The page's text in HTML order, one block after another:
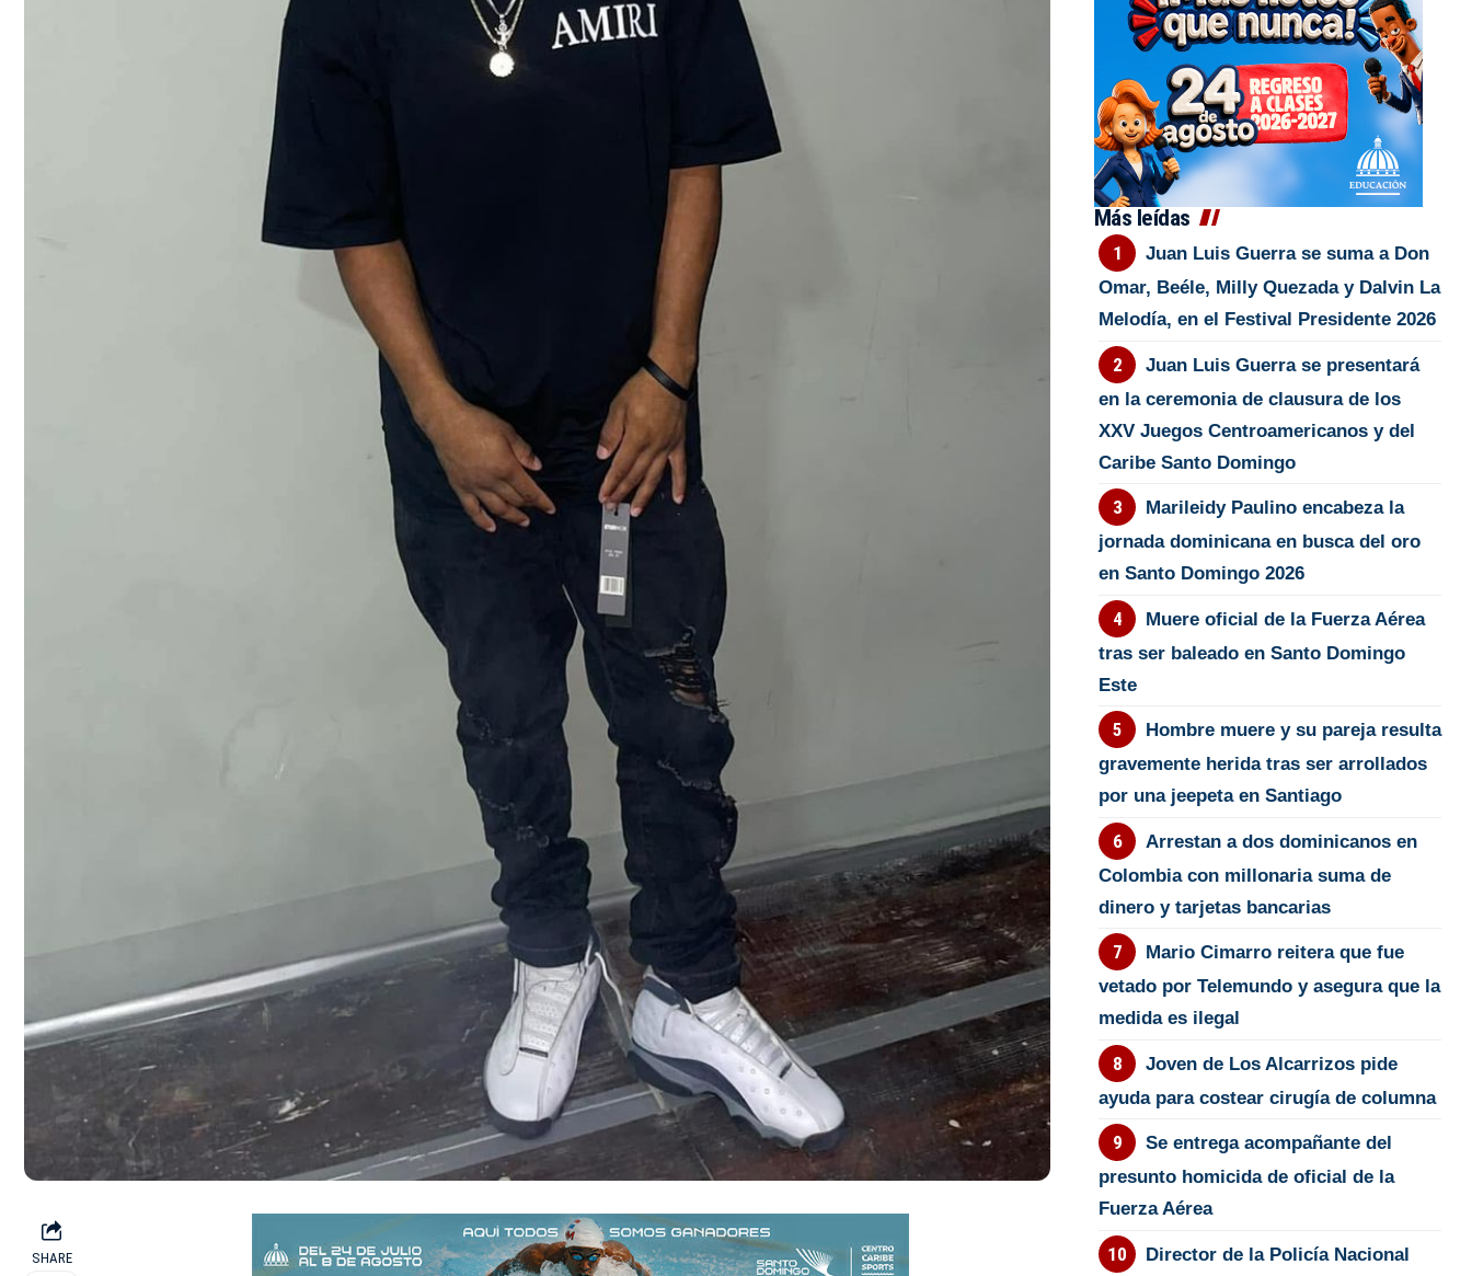
SHARE
Más leídas
Juan Luis Guerra se suma a Don
Omar, Beéle, Milly Quezada y Dalvin La
Melodía, en el Festival Presidente 2026
Juan Luis Guerra se presentará
en la ceremonia de clausura de los
XXV Juegos Centroamericanos y del
Caribe Santo Domingo
Marileidy Paulino encabeza la
jornada dominicana en busca del oro
en Santo Domingo 2026
Muere oficial de la Fuerza Aérea
tras ser baleado en Santo Domingo
Este
Hombre muere y su pareja resulta
gravemente herida tras ser arrollados
por una jeepeta en Santiago
Arrestan a dos dominicanos en
Colombia con millonaria suma de
dinero y tarjetas bancarias
Mario Cimarro reitera que fue
vetado por Telemundo y asegura que la
medida es ilegal
Joven de Los Alcarrizos pide
ayuda para costear cirugía de columna
Se entrega acompañante del
presunto homicida de oficial de la
Fuerza Aérea
Director de la Policía Nacional